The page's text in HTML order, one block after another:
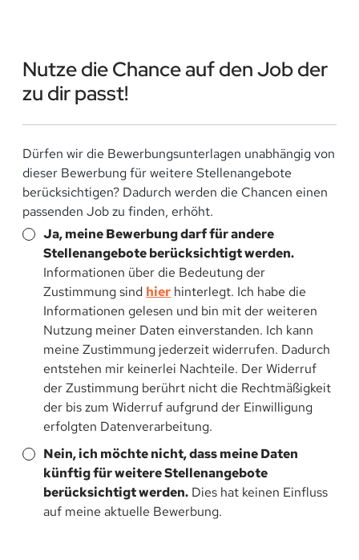
Nutze die Chance auf den Job der
zu dir passt!
Dürfen wir die Bewerbungsunterlagen unabhängig von
dieser Bewerbung für weitere Stellenangebote
berücksichtigen? Dadurch werden die Chancen einen
passenden Job zu finden, erhöht.
Ja, meine Bewerbung darf für andere
Stellenangebote berücksichtigt werden.
Informationen über die Bedeutung der
Zustimmung sind hier hinterlegt. Ich habe die
Informationen gelesen und bin mit der weiteren
Nutzung meiner Daten einverstanden. Ich kann
meine Zustimmung jederzeit widerrufen. Dadurch
entstehen mir keinerlei Nachteile. Der Widerruf
der Zustimmung berührt nicht die Rechtmäßigkeit
der bis zum Widerruf aufgrund der Einwilligung
erfolgten Datenverarbeitung.
Nein, ich möchte nicht, dass meine Daten
künftig für weitere Stellenangebote
berücksichtigt werden. Dies hat keinen Einfluss
auf meine aktuelle Bewerbung.